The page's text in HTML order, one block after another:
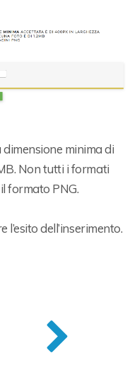
minima di
Non tutti i formati
formato PNG.
dell’inserimento.